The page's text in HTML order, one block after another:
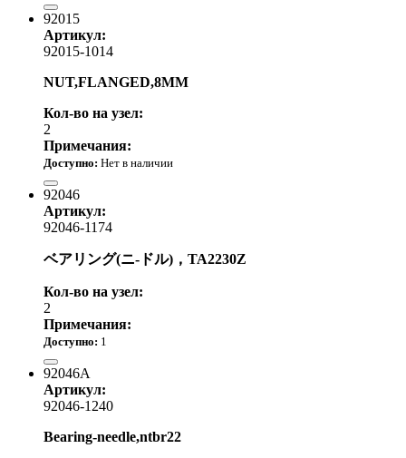
92015
Артикул:
92015-1014
NUT,FLANGED,8MM
Кол-во на узел:
2
Примечания:
Доступно: Нет в наличии
92046
Артикул:
92046-1174
ベアリング(ニ-ドル)，TA2230Z
Кол-во на узел:
2
Примечания:
Доступно: 1
92046A
Артикул:
92046-1240
Bearing-needle,ntbr22